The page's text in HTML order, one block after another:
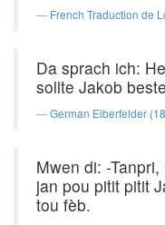
French Traduction de
Da sprach ich:
sollte Jakob
German Elberfelder
Mwen di: -
jan pou pitit pitit
tou fèb.